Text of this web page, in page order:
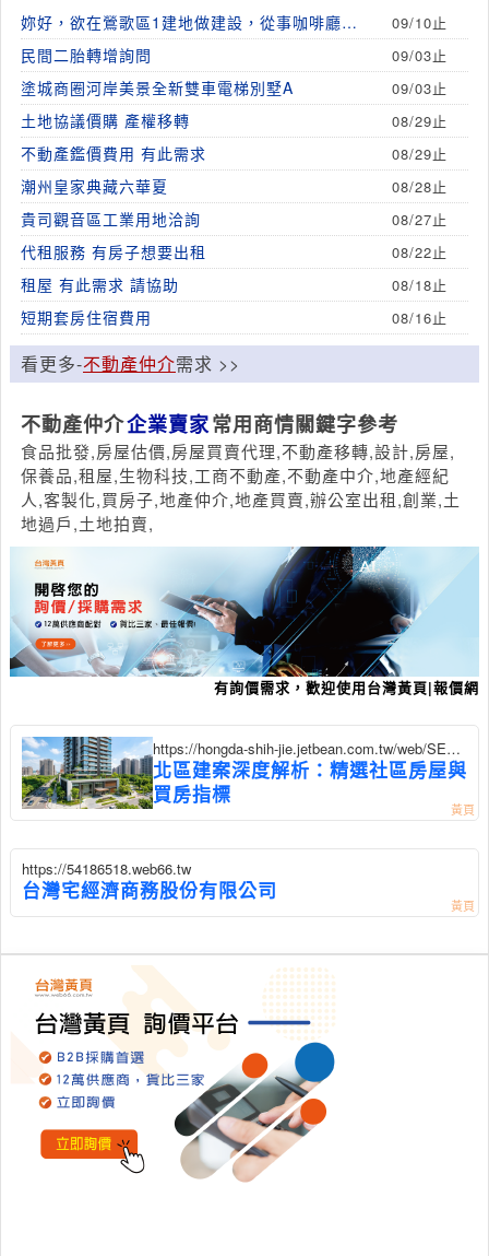
妳好，欲在鶯歌區1建地做建設，從事咖啡廳營
業
09/10止
民間二胎轉增詢問 09/03止
塗城商圈河岸美景全新雙車電梯別墅A 09/03止
土地協議價購 產權移轉 08/29止
不動產鑑價費用 有此需求 08/29止
潮州皇家典藏六華夏 08/28止
貴司觀音區工業用地洽詢 08/27止
代租服務 有房子想要出租 08/22止
租屋 有此需求 請協助 08/18止
短期套房住宿費用 08/16止
看更多-不動產仲介需求 >>
不動產仲介企業賣家常用商情關鍵字參考
食品批發,房屋估價,房屋買賣代理,不動產移轉,設計,房屋,
保養品,租屋,生物科技,工商不動產,不動產中介,地產經紀
人,客製化,買房子,地產仲介,地產買賣,辦公室出租,創業,土
地過戶,土地拍賣,
有詢價需求，歡迎使用台灣黃頁|報價網
https://hongda-shih-jie.jetbean.com.tw/web/SEC?
postId=1356150
北區建案深度解析：精選社區房屋與
買房指標
https://54186518.web66.tw
台灣宅經濟商務股份有限公司